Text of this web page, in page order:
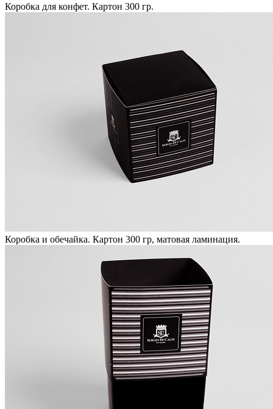
Коробка для конфет. Картон 300 гр.
Коробка и обечайка. Картон 300 гр, матовая ламинация.